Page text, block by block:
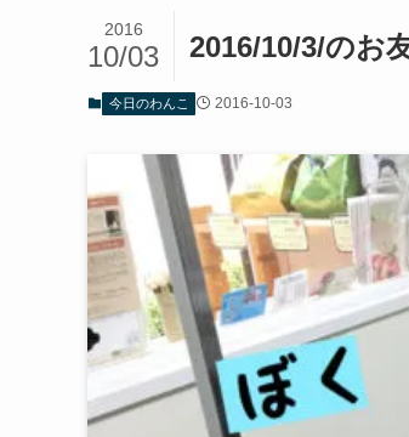
2016/10/3/のお
2016
10/03
今日のわんこ 2016-10-03